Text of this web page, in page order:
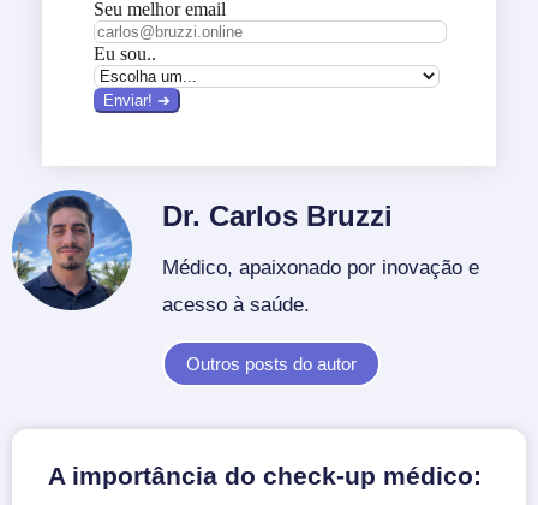
Dr. Carlos Bruzzi
Médico, apaixonado por inovação e
acesso à saúde.
Outros posts do autor
A importância do check-up médico: